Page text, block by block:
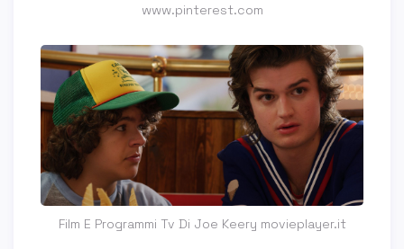
www.pinterest.com
Film E Programmi Tv Di Joe Keery movieplayer.it